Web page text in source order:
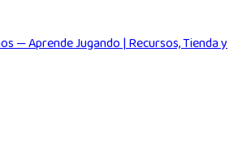
— Aprende Jugando | Recursos, Tienda y